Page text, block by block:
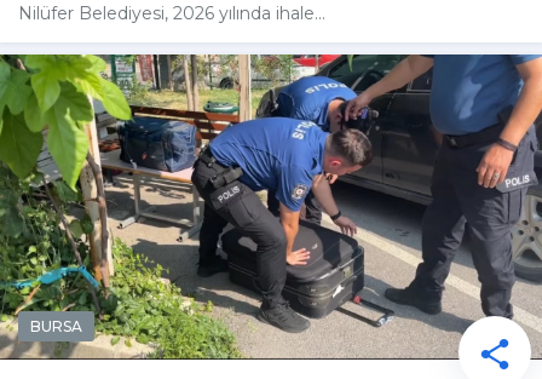
Nilüfer Belediyesi, 2026 yılında ihale...
BURSA